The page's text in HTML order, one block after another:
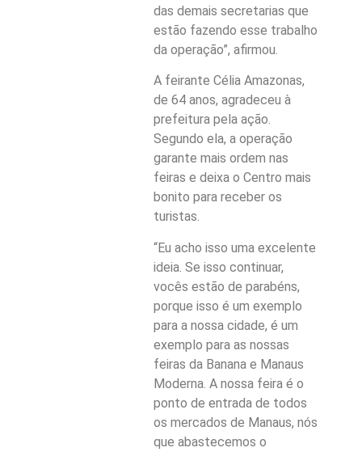
das demais secretarias que
estão fazendo esse trabalho
da operação”, afirmou.
A feirante Célia Amazonas,
de 64 anos, agradeceu à
prefeitura pela ação.
Segundo ela, a operação
garante mais ordem nas
feiras e deixa o Centro mais
bonito para receber os
turistas.
“Eu acho isso uma excelente
ideia. Se isso continuar,
vocês estão de parabéns,
porque isso é um exemplo
para a nossa cidade, é um
exemplo para as nossas
feiras da Banana e Manaus
Moderna. A nossa feira é o
ponto de entrada de todos
os mercados de Manaus, nós
que abastecemos o